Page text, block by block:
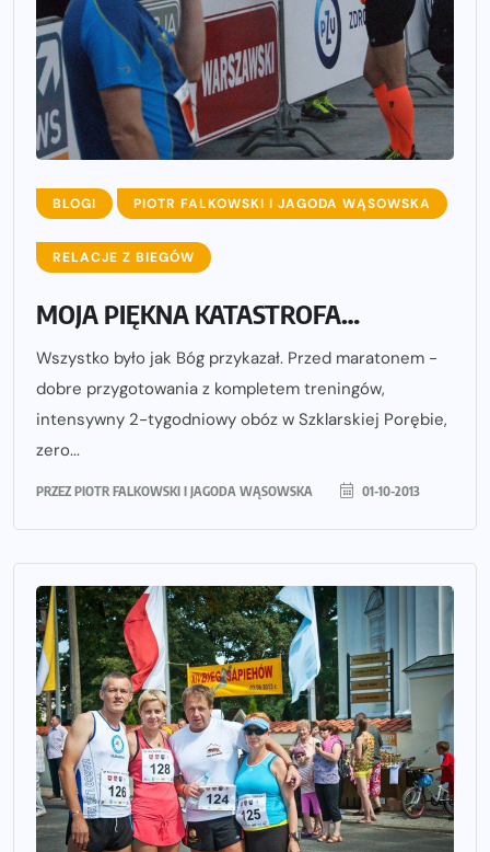
BLOGI PIOTR FALKOWSKI I JAGODA WĄSOWSKA
RELACJE Z BIEGÓW
MOJA PIĘKNA KATASTROFA…
Wszystko było jak Bóg przykazał. Przed maratonem -
dobre przygotowania z kompletem treningów,
intensywny 2-tygodniowy obóz w Szklarskiej Porębie,
zero...
PRZEZ PIOTR FALKOWSKI I JAGODA WĄSOWSKA 01-10-2013